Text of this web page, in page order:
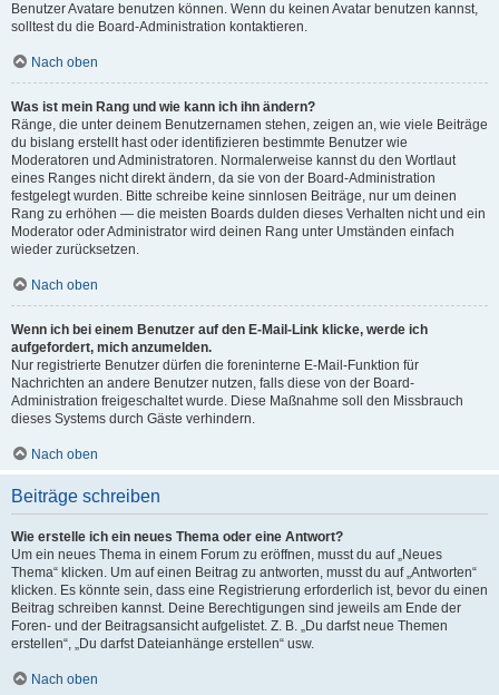
Benutzer Avatare benutzen können. Wenn du keinen Avatar benutzen kannst,
solltest du die Board-Administration kontaktieren.
Nach oben
Was ist mein Rang und wie kann ich ihn ändern?
Ränge, die unter deinem Benutzernamen stehen, zeigen an, wie viele Beiträge
du bislang erstellt hast oder identifizieren bestimmte Benutzer wie
Moderatoren und Administratoren. Normalerweise kannst du den Wortlaut
eines Ranges nicht direkt ändern, da sie von der Board-Administration
festgelegt wurden. Bitte schreibe keine sinnlosen Beiträge, nur um deinen
Rang zu erhöhen — die meisten Boards dulden dieses Verhalten nicht und ein
Moderator oder Administrator wird deinen Rang unter Umständen einfach
wieder zurücksetzen.
Nach oben
Wenn ich bei einem Benutzer auf den E-Mail-Link klicke, werde ich
aufgefordert, mich anzumelden.
Nur registrierte Benutzer dürfen die foreninterne E-Mail-Funktion für
Nachrichten an andere Benutzer nutzen, falls diese von der Board-
Administration freigeschaltet wurde. Diese Maßnahme soll den Missbrauch
dieses Systems durch Gäste verhindern.
Nach oben
Beiträge schreiben
Wie erstelle ich ein neues Thema oder eine Antwort?
Um ein neues Thema in einem Forum zu eröffnen, musst du auf „Neues
Thema“ klicken. Um auf einen Beitrag zu antworten, musst du auf „Antworten“
klicken. Es könnte sein, dass eine Registrierung erforderlich ist, bevor du einen
Beitrag schreiben kannst. Deine Berechtigungen sind jeweils am Ende der
Foren- und der Beitragsansicht aufgelistet. Z. B. „Du darfst neue Themen
erstellen“, „Du darfst Dateianhänge erstellen“ usw.
Nach oben